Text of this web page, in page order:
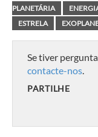
PLANETÁRIA
ESTRELA
Se tiver
contacte-nos.
PARTILHE